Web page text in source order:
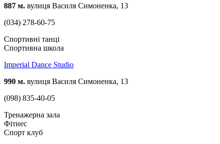
887 м. вулиця Василя Симоненка, 13
(034) 278-60-75
Спортивні танці
Спортивна школа
Imperial Dance Studio
990 м. вулиця Василя Симоненка, 13
(098) 835-40-05
Тренажерна зала
Фітнес
Спорт клуб